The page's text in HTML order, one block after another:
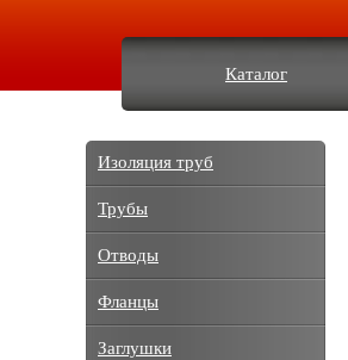
Каталог
Изоляция труб
Трубы
Отводы
Фланцы
Заглушки